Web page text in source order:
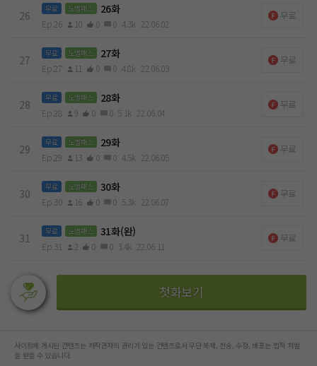
26
무료 노벨패스 26화
Ep.26 10 0 0 4.3k 22.06.02
무료
27
무료 노벨패스 27화
Ep.27 11 0 0 4.8k 22.06.03
무료
28
무료 노벨패스 28화
Ep.28 9 0 0 5.1k 22.06.04
무료
29
무료 노벨패스 29화
Ep.29 13 0 0 4.5k 22.06.05
무료
30
무료 노벨패스 30화
Ep.30 16 0 0 5.3k 22.06.07
무료
31
무료 노벨패스 31화(완)
Ep.31 2 0 0 3.4k 22.06.11
무료
첫화보기
사이트에 게시된 컨텐츠는 저작권자의 권리가 있는 컨텐츠로서 무단 복제, 전송, 수정, 배포는 법적 처벌
을 받을 수 있습니다.